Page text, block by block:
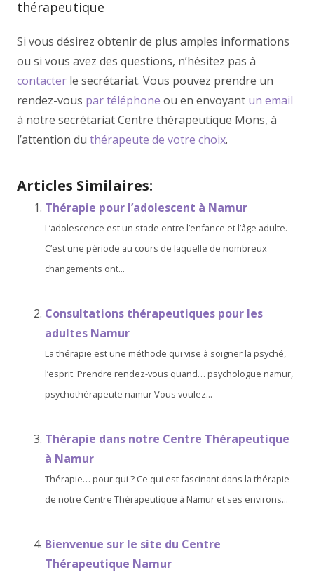
thérapeutique
Si vous désirez obtenir de plus amples informations
ou si vous avez des questions, n’hésitez pas à
contacter le secrétariat. Vous pouvez prendre un
rendez-vous par téléphone ou en envoyant un email
à notre secrétariat Centre thérapeutique Mons, à
l’attention du thérapeute de votre choix.
Articles Similaires:
Thérapie pour l’adolescent à Namur
L’adolescence est un stade entre l’enfance et l’âge adulte.
C’est une période au cours de laquelle de nombreux
changements ont...
Consultations thérapeutiques pour les
adultes Namur
La thérapie est une méthode qui vise à soigner la psyché,
l’esprit. Prendre rendez-vous quand… psychologue namur,
psychothérapeute namur Vous voulez...
Thérapie dans notre Centre Thérapeutique
à Namur
Thérapie… pour qui ? Ce qui est fascinant dans la thérapie
de notre Centre Thérapeutique à Namur et ses environs...
Bienvenue sur le site du Centre
Thérapeutique Namur